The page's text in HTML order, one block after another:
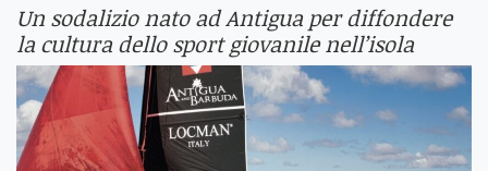
Un sodalizio nato ad Antigua per diffondere
la cultura dello sport giovanile nell’isola